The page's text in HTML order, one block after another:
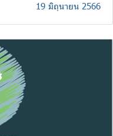
19 มิถุนายน 2566